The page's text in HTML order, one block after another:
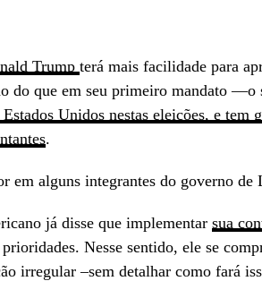
Trump terá mais facilidade para
do que em seu primeiro mandato
Unidos nestas eleições, e tem
.
em alguns integrantes do governo
já disse que implementar sua
Nesse sentido, ele se
irregular –sem detalhar como fará